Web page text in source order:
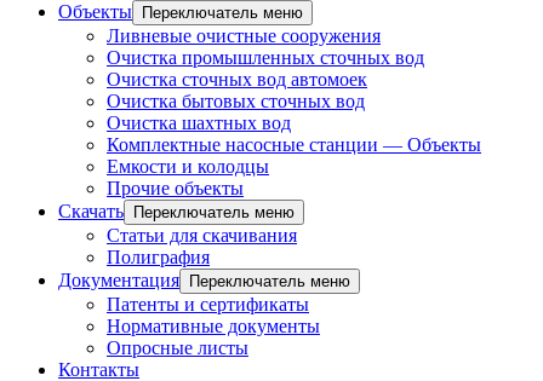
Объекты
Переключатель меню
Ливневые очистные сооружения
Очистка промышленных сточных вод
Очистка сточных вод автомоек
Очистка бытовых сточных вод
Очистка шахтных вод
Комплектные насосные станции — Объекты
Емкости и колодцы
Прочие объекты
Скачать
Переключатель меню
Статьи для скачивания
Полиграфия
Документация
Переключатель меню
Патенты и сертификаты
Нормативные документы
Опросные листы
Контакты